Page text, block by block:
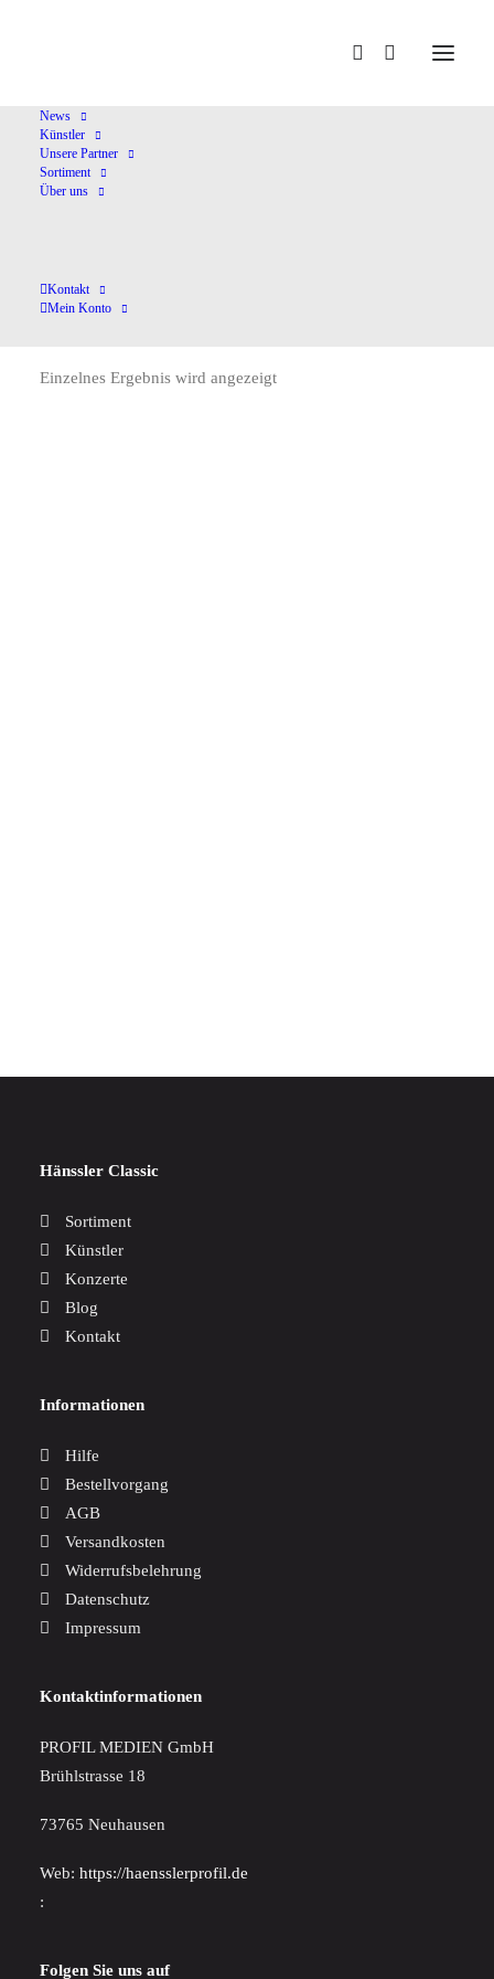
News
Künstler
Unsere Partner
Sortiment
Über uns
Kontakt
Mein Konto
Auber,D
Einzelnes Ergebnis wird angezeigt
Hänssler Classic
Sortiment
Künstler
Konzerte
Blog
Kontakt
Informationen
Hilfe
Bestellvorgang
AGB
Versandkosten
Widerrufsbelehrung
Datenschutz
Impressum
Kontaktinformationen
PROFIL MEDIEN GmbH
Brühlstrasse 18
73765 Neuhausen
Web: https://haensslerprofil.de
:
Folgen Sie uns auf